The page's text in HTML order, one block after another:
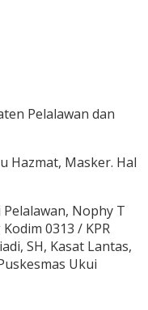
Pelalawan dan
Hazmat, Masker. Hal
Nophy T
0313 / KPR
SH, Kasat Lantas,
Ukui